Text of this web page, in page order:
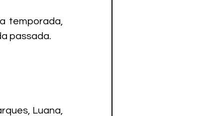
temporada,
passada.
Luana,